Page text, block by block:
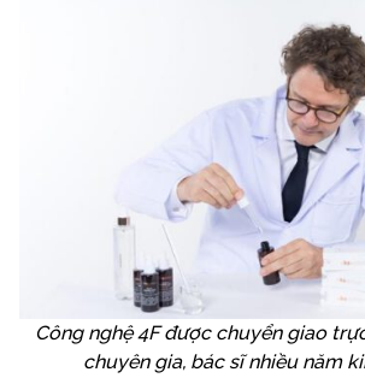
Công nghệ 4F được chuyển giao
chuyên gia, bác sĩ nhiều năm